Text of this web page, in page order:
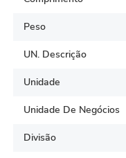
Peso
UN. Descrição
Unidade
Unidade De Negócios
Divisão